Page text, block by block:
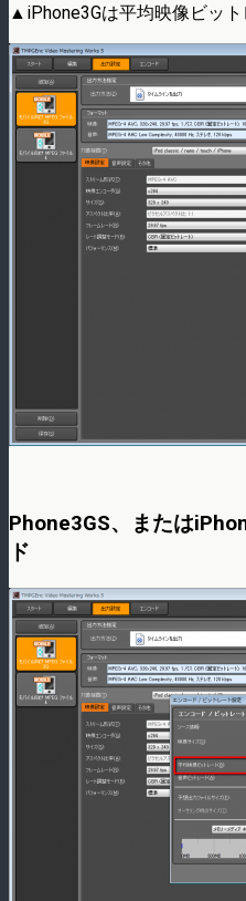
▲iPhone3Gは平均映像ビッ
Phone3GS、または
ド